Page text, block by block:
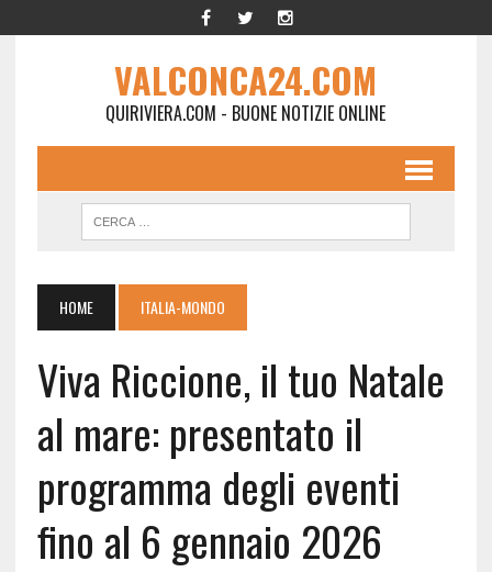
VALCONCA24.COM
QUIRIVIERA.COM - BUONE NOTIZIE ONLINE
HOME ITALIA-MONDO
Viva Riccione, il tuo Natale
al mare: presentato il
programma degli eventi
fino al 6 gennaio 2026